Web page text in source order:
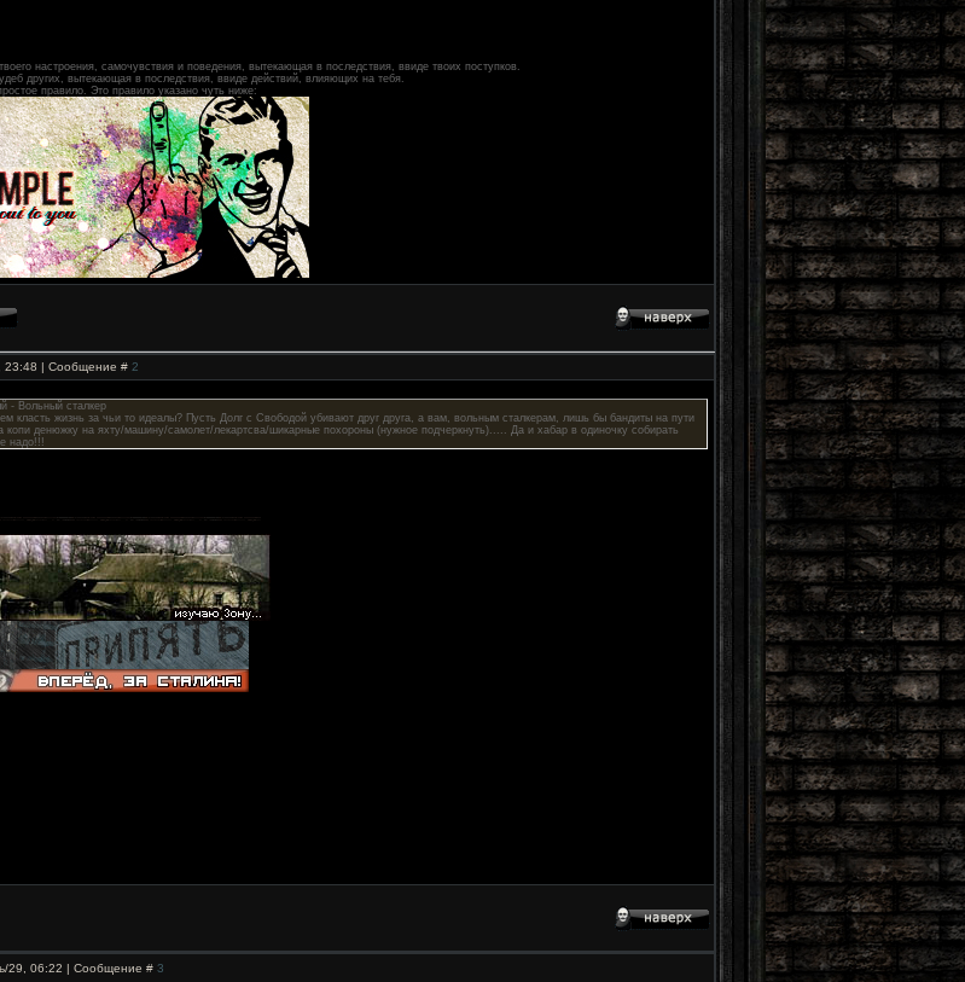
настроения, самочувствия и поведения, вытекающая в последствия, ввиде твоих поступков.
других, вытекающая в последствия, ввиде действий, влияющих на тебя.
правило. Это правило указано чуть ниже:
23:48 | Сообщение # 2
- Вольный сталкер
класть жизнь за чьи то идеалы? Пусть Долг с Свободой убивают друг друга, а вам, вольным сталкерам, лишь бы бандиты на пути
денюжку на яхту/машину/самолет/лекартсва/шикарные похороны (нужное подчеркнуть)..... Да и хабар в одиночку собирать
надо!!!
29, 06:22 | Сообщение # 3